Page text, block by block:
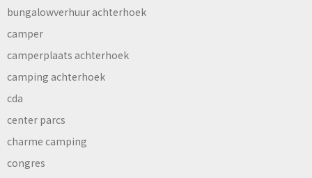
bungalowverhuur achterhoek
camper
camperplaats achterhoek
camping achterhoek
cda
center parcs
charme camping
congres